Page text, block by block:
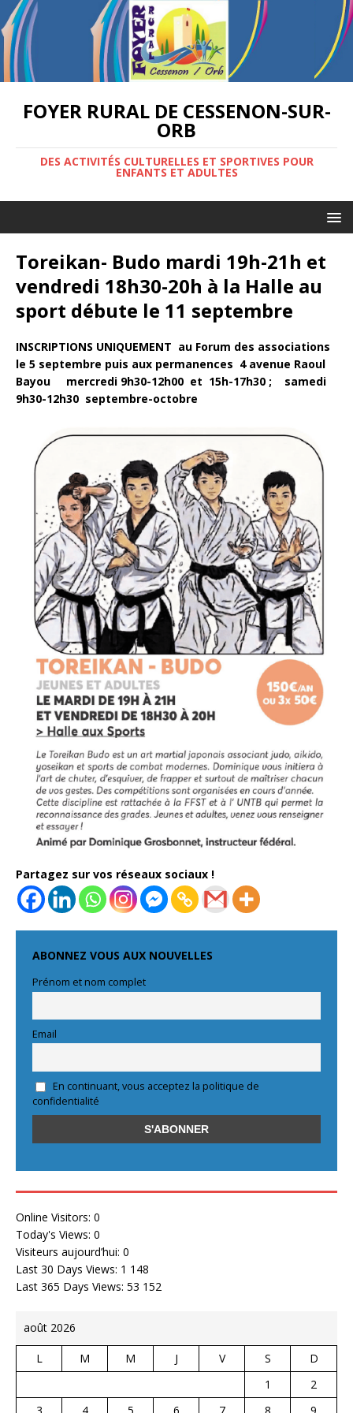
FOYER RURAL DE CESSENON-SUR-
ORB
DES ACTIVITÉS CULTURELLES ET SPORTIVES POUR
ENFANTS ET ADULTES
Toreikan- Budo mardi 19h-21h et
vendredi 18h30-20h à la Halle au
sport débute le 11 septembre
INSCRIPTIONS UNIQUEMENT au Forum des associations
le 5 septembre puis aux permanences 4 avenue Raoul
Bayou mercredi 9h30-12h00 et 15h-17h30 ; samedi
9h30-12h30 septembre-octobre
Partagez sur vos réseaux sociaux !
ABONNEZ VOUS AUX NOUVELLES
Prénom et nom complet
Email
En continuant, vous acceptez la politique de
confidentialité
Online Visitors: 0
Today's Views: 0
Visiteurs aujourd’hui: 0
Last 30 Days Views: 1 148
Last 365 Days Views: 53 152
août 2026
L M M J V S
D
1
2